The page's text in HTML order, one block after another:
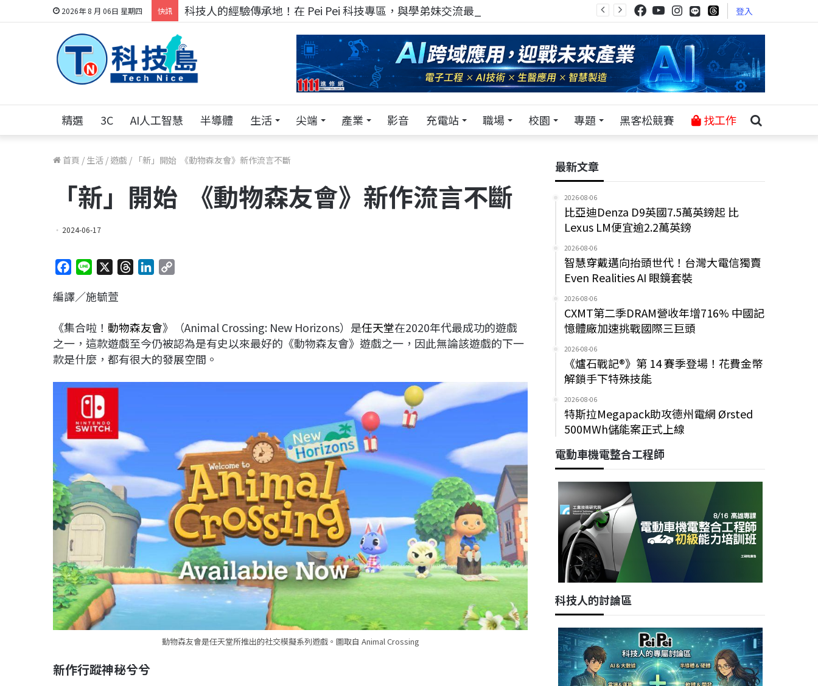
2026年 8 月 06日 星期四 快訊 科技人的經驗傳承地！在 Pei Pei 科技專區，與學弟妹交流最硬核的技術 登入
精選 3C AI人工智慧 半導體 生活 尖端 產業 影音 充電站 職場 校園 專題 黑客松競賽 找工作
首頁 / 生活 / 遊戲 / 「新」開始 《動物森友會》新作流言不斷
「新」開始 《動物森友會》新作流言不斷
2024-06-17
c
b
o
o
n
a
d
s
e
d
I
i
n
編譯／施毓萱
《集合啦！ 動物森友會》（Animal Crossing: New Horizons）是任天堂在2020年代最成功的遊戲
之一，這款遊戲至今仍被認為是有史以來最好的《動物森友會》遊戲之一，因此無論該遊戲的下一
款是什麼，都有很大的發展空間。
動物森友會是任天堂所推出的社交模擬系列遊戲。圖取自 Animal Crossing
新作行蹤神秘兮兮
最新文章
2026-08-06
比亞迪Denza D9英國7.5萬英鎊起 比
Lexus LM便宜逾2.2萬英鎊
2026-08-06
智慧穿戴邁向抬頭世代！台灣大電信獨賣
Even Realities AI 眼鏡套裝
2026-08-06
CXMT第二季DRAM營收年增716% 中國記
憶體廠加速挑戰國際三巨頭
2026-08-06
《爐石戰記®》第 14 賽季登場！花費金幣
解鎖手下特殊技能
2026-08-06
特斯拉Megapack助攻德州電網 Ørsted
500MWh儲能案正式上線
電動車機電整合工程師
科技人的討論區